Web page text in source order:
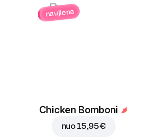
naujiena
Chicken Bomboni
nuo15,95 €